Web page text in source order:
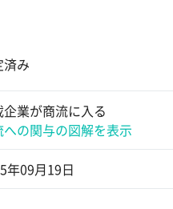
済み
企業が商流に入る
への関与の図解を表示
年09月19日